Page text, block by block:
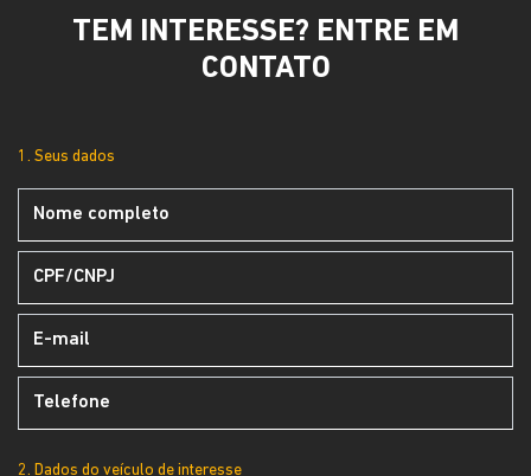
TEM INTERESSE? ENTRE EM
CONTATO
1. Seus dados
2. Dados do veículo de interesse